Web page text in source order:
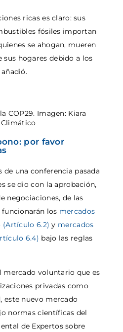
ricas es claro: sus
fósiles importan
se ahogan, mueren
sus hogares debido a los
COP29. Imagen: Kiara
por favor
de una conferencia pasada
se dio con la aprobación,
negociaciones, de las
funcionarán los mercados
(Artículo 6.2) y mercados
6.4) bajo las reglas
mercado voluntario que es
privadas como
este nuevo mercado
normas científicas del
de Expertos sobre